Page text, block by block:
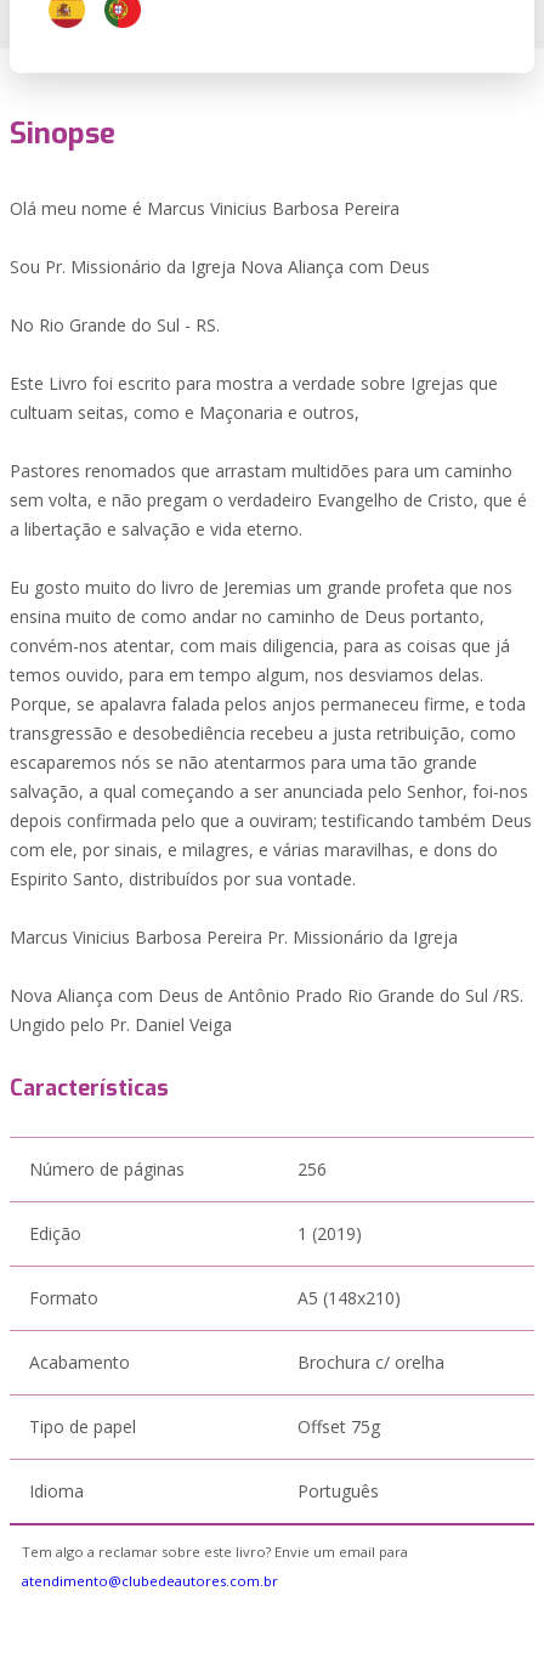
Sinopse
Olá meu nome é Marcus Vinicius Barbosa Pereira
Sou Pr. Missionário da Igreja Nova Aliança com Deus
No Rio Grande do Sul - RS.
Este Livro foi escrito para mostra a verdade sobre Igrejas que
cultuam seitas, como e Maçonaria e outros,
Pastores renomados que arrastam multidões para um caminho
sem volta, e não pregam o verdadeiro Evangelho de Cristo, que é
a libertação e salvação e vida eterno.
Eu gosto muito do livro de Jeremias um grande profeta que nos
ensina muito de como andar no caminho de Deus portanto,
convém-nos atentar, com mais diligencia, para as coisas que já
temos ouvido, para em tempo algum, nos desviamos delas.
Porque, se apalavra falada pelos anjos permaneceu firme, e toda
transgressão e desobediência recebeu a justa retribuição, como
escaparemos nós se não atentarmos para uma tão grande
salvação, a qual começando a ser anunciada pelo Senhor, foi-nos
depois confirmada pelo que a ouviram; testificando também Deus
com ele, por sinais, e milagres, e várias maravilhas, e dons do
Espirito Santo, distribuídos por sua vontade.
Marcus Vinicius Barbosa Pereira Pr. Missionário da Igreja
Nova Aliança com Deus de Antônio Prado Rio Grande do Sul /RS.
Ungido pelo Pr. Daniel Veiga
Características
Número de páginas 256
Edição 1 (2019)
Formato A5 (148x210)
Acabamento Brochura c/ orelha
Tipo de papel Offset 75g
Idioma Português
Tem algo a reclamar sobre este livro? Envie um email para
atendimento@clubedeautores.com.br